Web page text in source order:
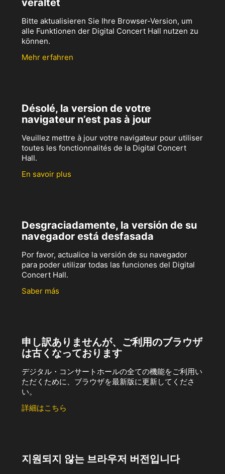
veraltet
Bitte aktualisieren Sie Ihre Browser-Version, um
alle Funktionen der Digital Concert Hall nutzen zu
können.
Mehr erfahren
Désolé, la version de votre
navigateur n’est pas à jour
Veuillez mettre à jour votre navigateur pour utiliser
toutes les fonctionnalités de la Digital Concert
Hall.
En savoir plus
Desgraciadamente, la versión de su
navegador está desfasada
Por favor, actualice la versión de su navegador
para poder utilizar todas las funciones del Digital
Concert Hall.
Saber más
申し訳ありませんが、ご利用のブラウザ
は古くなっております
デジタル・コンサートホールの全ての機能をご利用い
ただくために、ブラウザを最新版に更新してくださ
い。
詳細はこちら
지원되지 않는 브라우저 버전입니다